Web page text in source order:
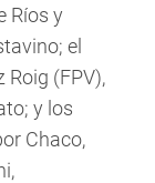
Ríos y
el
(FPV),
y los
Chaco,